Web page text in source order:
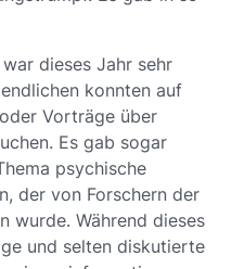
dieses Jahr sehr
konnten auf
Vorträge über
Es gab sogar
psychische
der von Forschern der
wurde. Während dieses
und selten diskutierte